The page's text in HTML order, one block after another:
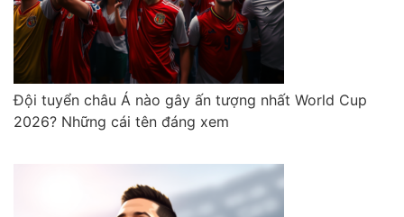
Đội tuyển châu Á nào gây ấn tượng nhất World Cup
2026? Những cái tên đáng xem